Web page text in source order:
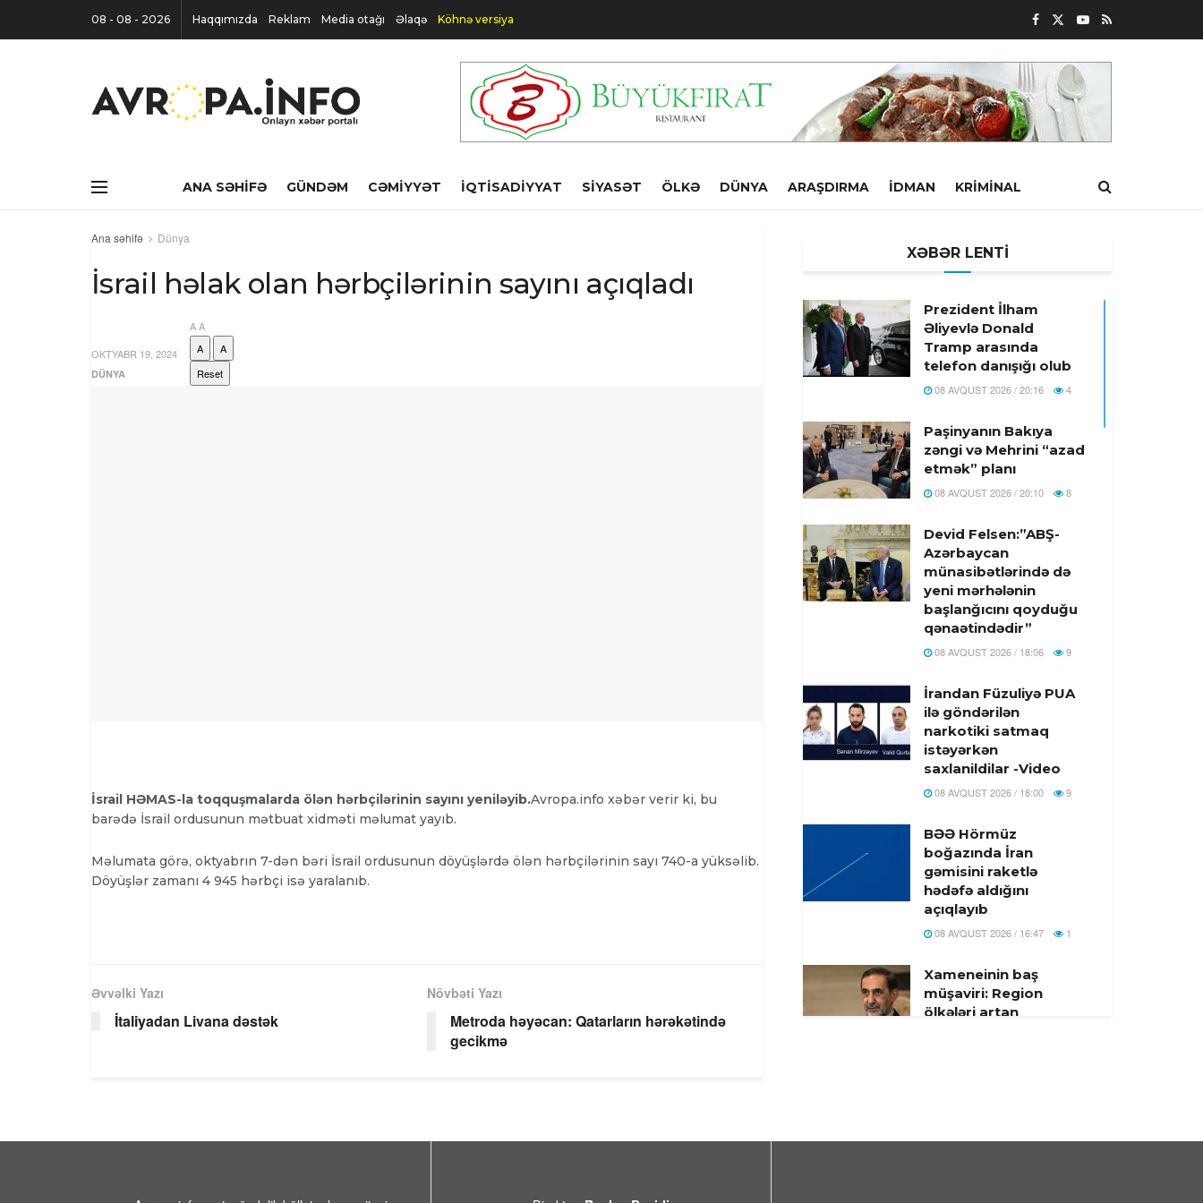
08 - 08 - 2026 Haqqımızda Reklam Media otağı Əlaqə Köhnə versiya
ANA SƏHIFƏ GÜNDƏM CƏMIYYƏT İQTISADIYYAT SIYASƏT ÖLKƏ DÜNYA ARAŞDIRMA İDMAN KRIMINAL
Ana səhifə Dünya
İsrail həlak olan hərbçilərinin sayını açıqladı
OKTYABR 19, 2024
DÜNYA
AA
A
A
Reset
İsrail HƏMAS-la toqquşmalarda ölən hərbçilərinin sayını yeniləyib.Avropa.info xəbər verir ki, bu
barədə İsrail ordusunun mətbuat xidməti məlumat yayıb.
Məlumata görə, oktyabrın 7-dən bəri İsrail ordusunun döyüşlərdə ölən hərbçilərinin sayı 740-a yüksəlib.
Döyüşlər zamanı 4 945 hərbçi isə yaralanıb.
Əvvəlki Yazı
İtaliyadan Livana dəstək
Növbəti Yazı
Metroda həyəcan: Qatarların hərəkətində
gecikmə
XƏBƏR LENTİ
Prezident İlham
Əliyevlə Donald
Tramp arasında
telefon danışığı olub
08 AVQUST 2026 / 20:16 4
Paşinyanın Bakıya
zəngi və Mehrini “azad
etmək” planı
08 AVQUST 2026 / 20:10 8
Devid Felsen:”ABŞ-
Azərbaycan
münasibətlərində də
yeni mərhələnin
başlanğıcını qoyduğu
qənaətindədir”
08 AVQUST 2026 / 18:06 9
İrandan Füzuliyə PUA
ilə göndərilən
narkotiki satmaq
istəyərkən
saxlanildilar -Video
08 AVQUST 2026 / 18:00 9
BƏƏ Hörmüz
boğazında İran
gəmisini raketlə
hədəfə aldığını
açıqlayıb
08 AVQUST 2026 / 16:47 1
Xameneinin baş
müşaviri: Region
ölkələri artan